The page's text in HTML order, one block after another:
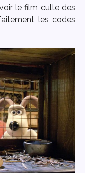
le film culte des
les codes